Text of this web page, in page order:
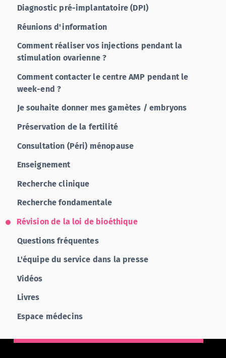
Diagnostic pré-implantatoire (DPI)
Réunions d'information
Comment réaliser vos injections pendant la
stimulation ovarienne ?
Comment contacter le centre AMP pendant le
week-end ?
Je souhaite donner mes gamètes / embryons
Préservation de la fertilité
Consultation (Péri) ménopause
Enseignement
Recherche clinique
Recherche fondamentale
Révision de la loi de bioéthique
Questions fréquentes
L'équipe du service dans la presse
Vidéos
Livres
Espace médecins